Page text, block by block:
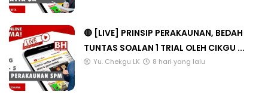
🔴 [LIVE] PRINSIP PERAKAUNAN, BEDAH
TUNTAS SOALAN 1 TRIAL OLEH CIKGU ...
Yu. Chekgu LK 8 hari yang lalu